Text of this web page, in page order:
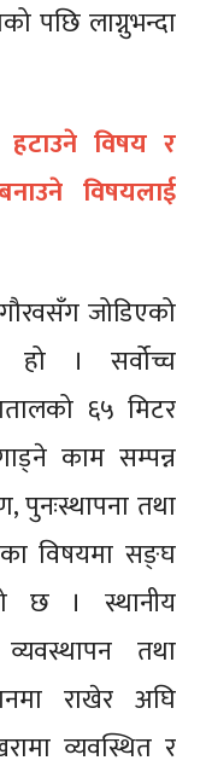
पछि लाग्नुभन्दा
हटाउने विषय र
विषयलाई
जोडिएको
हो । सर्वोच्च
६५ मिटर
काम सम्पन्न
तथा
विषयमा सङ्घ
छ । स्थानीय
तथा
राखेर अघि
व्यवस्थित र